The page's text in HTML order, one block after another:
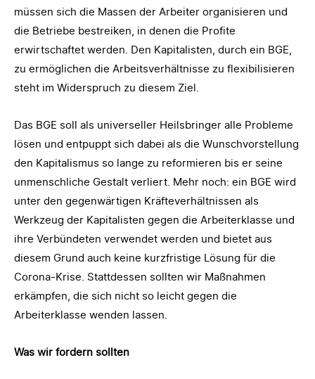
müssen sich die Massen der Arbeiter organisieren und
die Betriebe bestreiken, in denen die Profite
erwirtschaftet werden. Den Kapitalisten, durch ein BGE,
zu ermöglichen die Arbeitsverhältnisse zu flexibilisieren
steht im Widerspruch zu diesem Ziel.
Das BGE soll als universeller Heilsbringer alle Probleme
lösen und entpuppt sich dabei als die Wunschvorstellung
den Kapitalismus so lange zu reformieren bis er seine
unmenschliche Gestalt verliert. Mehr noch: ein BGE wird
unter den gegenwärtigen Kräfteverhältnissen als
Werkzeug der Kapitalisten gegen die Arbeiterklasse und
ihre Verbündeten verwendet werden und bietet aus
diesem Grund auch keine kurzfristige Lösung für die
Corona-Krise. Stattdessen sollten wir Maßnahmen
erkämpfen, die sich nicht so leicht gegen die
Arbeiterklasse wenden lassen.
Was wir fordern sollten